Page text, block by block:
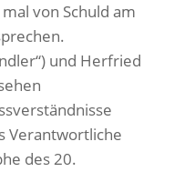
von Schuld am
und Herfried
Verantwortliche
des 20.